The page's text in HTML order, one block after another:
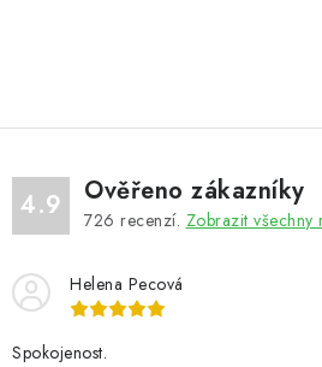
4.9 Ověřeno zákazníky
726 recenzí. Zobrazit všechny
Helena Pecová
Spokojenost.